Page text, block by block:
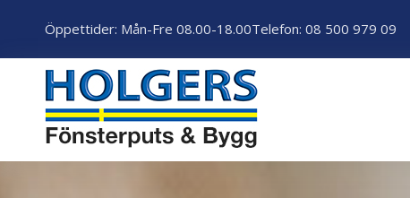
Öppettider: Mån-Fre 08.00-18.00Telefon: 08 500 979 09